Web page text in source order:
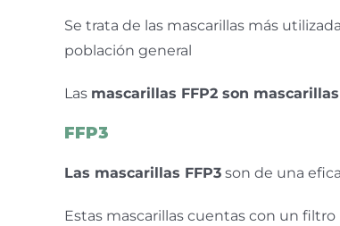
Se trata de las mascarillas más
población general
Las mascarillas FFP2 son
FFP3
Las mascarillas FFP3son de una
Estas mascarillas cuentas con un